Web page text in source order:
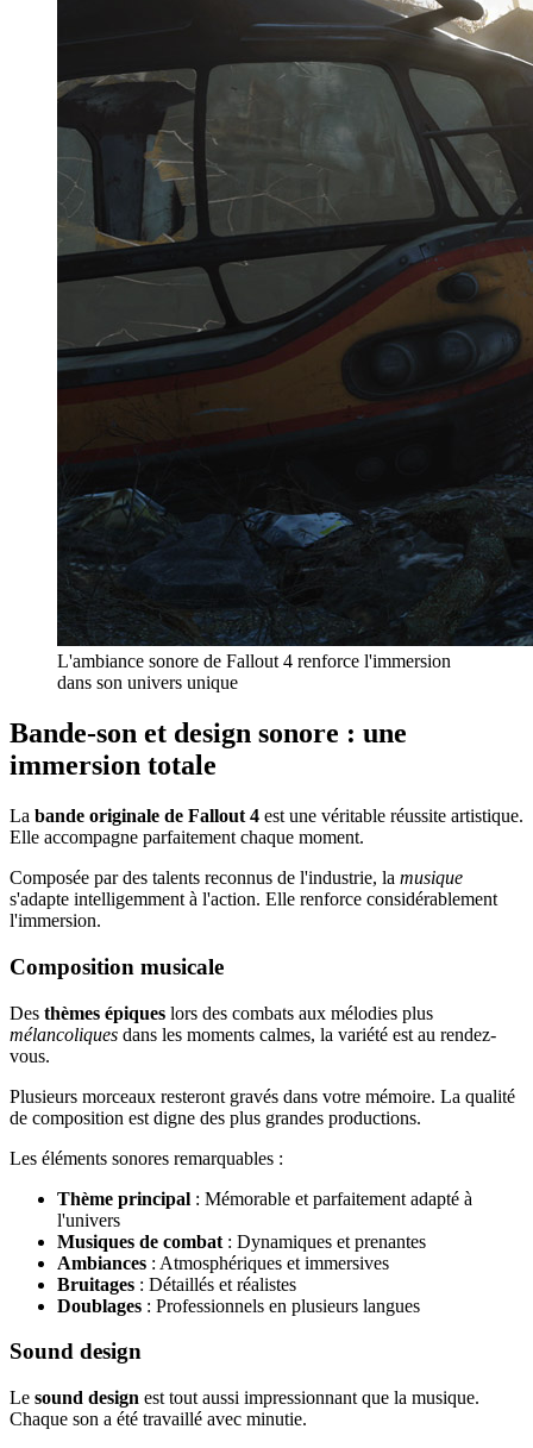
L'ambiance sonore de Fallout 4 renforce l'immersion
dans son univers unique
Bande-son et design sonore : une
immersion totale
La bande originale de Fallout 4 est une véritable réussite artistique.
Elle accompagne parfaitement chaque moment.
Composée par des talents reconnus de l'industrie, la musique
s'adapte intelligemment à l'action. Elle renforce considérablement
l'immersion.
Composition musicale
Des thèmes épiques lors des combats aux mélodies plus
mélancoliques dans les moments calmes, la variété est au rendez-
vous.
Plusieurs morceaux resteront gravés dans votre mémoire. La qualité
de composition est digne des plus grandes productions.
Les éléments sonores remarquables :
Thème principal : Mémorable et parfaitement adapté à
l'univers
Musiques de combat : Dynamiques et prenantes
Ambiances : Atmosphériques et immersives
Bruitages : Détaillés et réalistes
Doublages : Professionnels en plusieurs langues
Sound design
Le sound design est tout aussi impressionnant que la musique.
Chaque son a été travaillé avec minutie.